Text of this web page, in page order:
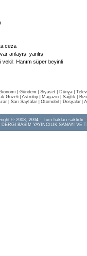
ceza
anlayışı yanlış
vekil: Hanım süper beyinli
Gündem Siyaset Dünya |
Güzeli Astroloji Magazin Sağlık
| Sarı Sayfalar| Otomobil Dosyalar|
© 2003, 2004 - Tüm hakları saklıdır.
DERGİ BASIM YAYINCILIK SANAYİ VE